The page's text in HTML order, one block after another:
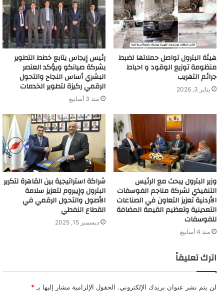
هيئة البترول تواصل حملاتها لضبط
منظومة توزيع الوقود و احباط
جرائم التهريب
يناير 3, 2026
رئيس إيجاس يتابع خطط التطوير
بشركة صيانكو ويؤكد العنصر
البشري أساس النجاح والتحول
الرقمي ركيزة لتطوير الخدمات
منذ 3 أسابيع
وزير البترول يبحث مع الرئيس
التنفيذي لشركة مناجم الفوسفات
الأردنية تعزيز التعاون في الصناعات
التعدينية وتعظيم القيمة المضافة
للفوسفات
منذ 4 أسابيع
شراكة استراتيجية بين القاهرة لتكرير
البترول وإيبروم لتعزيز سلامة
الأصول والتحول الرقمي في
القطاع النفطي
ديسمبر 15, 2025
اترك تعليقاً
لن يتم نشر عنوان بريدك الإلكتروني. الحقول الإلزامية مشار إليها بـ *